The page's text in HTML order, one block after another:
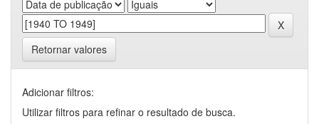
Retornar valores
Adicionar filtros:
Utilizar filtros para refinar o resultado de busca.